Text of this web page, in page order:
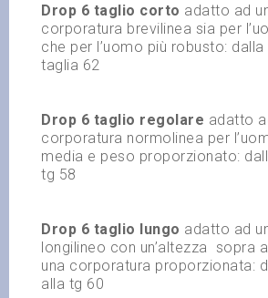
Drop 6 taglio corto adatto ad
corporatura brevilinea sia per
che per l’uomo più robusto:
taglia 62
Drop 6 taglio regolare adatto
corporatura normolinea per
media e peso proporzionato:
tg 58
Drop 6 taglio lungo adatto ad
longilineo con un’altezza
sopra
una corporatura proporzionata:
alla tg 60